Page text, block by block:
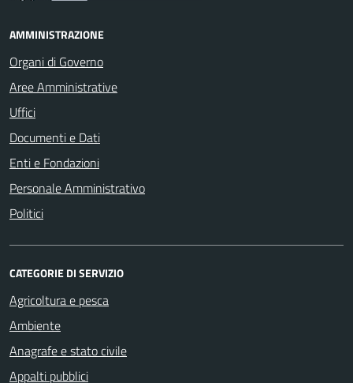
AMMINISTRAZIONE
Organi di Governo
Aree Amministrative
Uffici
Documenti e Dati
Enti e Fondazioni
Personale Amministrativo
Politici
CATEGORIE DI SERVIZIO
Agricoltura e pesca
Ambiente
Anagrafe e stato civile
Appalti pubblici